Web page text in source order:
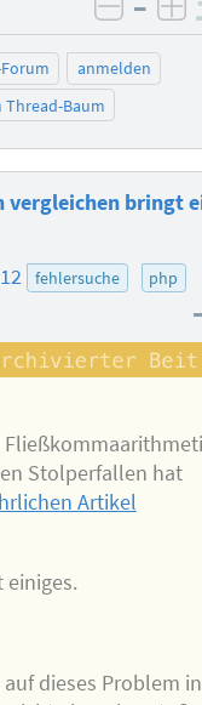
Forum
anmelden
Thread-Baum
vergleichen bringt
fehlersuche php
Stolperfallen hat
Artikel
dieses Problem in